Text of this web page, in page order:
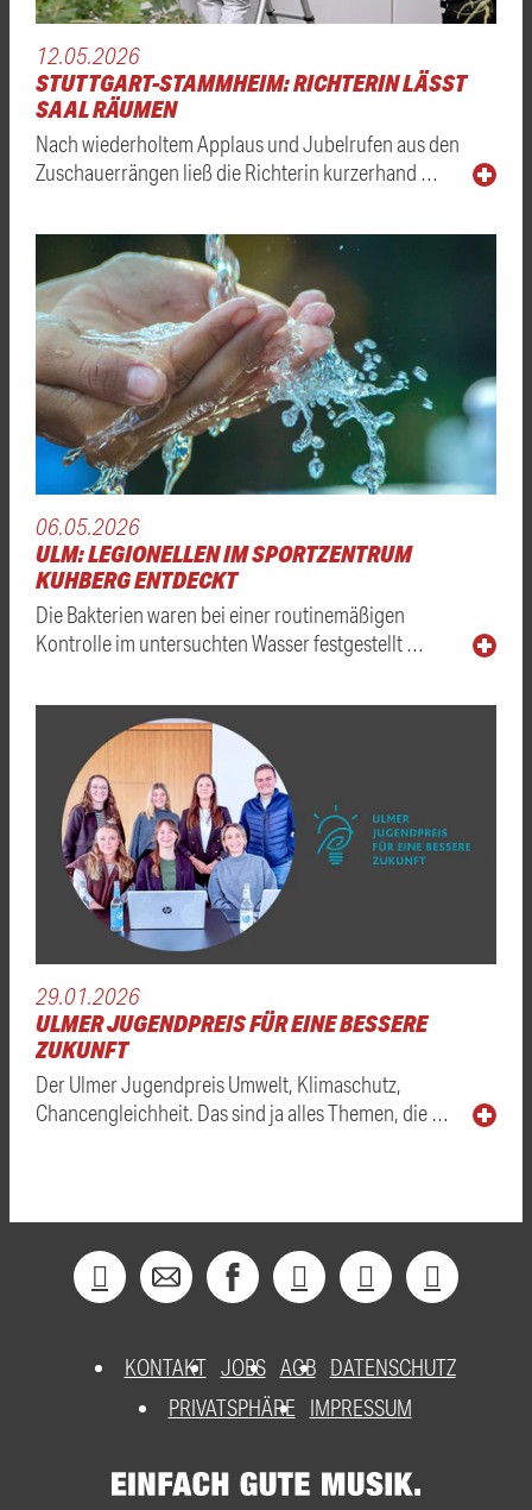
12.05.2026
STUTTGART-STAMMHEIM: RICHTERIN LÄSST
SAAL RÄUMEN
Nach wiederholtem Applaus und Jubelrufen aus den
Zuschauerrängen ließ die Richterin kurzerhand …
06.05.2026
ULM: LEGIONELLEN IM SPORTZENTRUM
KUHBERG ENTDECKT
Die Bakterien waren bei einer routinemäßigen
Kontrolle im untersuchten Wasser festgestellt …
29.01.2026
ULMER JUGENDPREIS FÜR EINE BESSERE
ZUKUNFT
Der Ulmer Jugendpreis Umwelt, Klimaschutz,
Chancengleichheit. Das sind ja alles Themen, die …
KONTAKT JOBS AGB DATENSCHUTZ
PRIVATSPHÄRE
IMPRESSUM